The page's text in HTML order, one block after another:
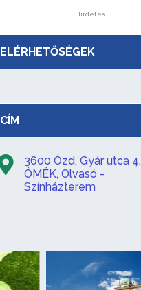
Hirdetés
ELÉRHETŐSÉGEK
CÍM
3600 Ózd, Gyár utca 4.
ÓMÉK, Olvasó -
Színházterem